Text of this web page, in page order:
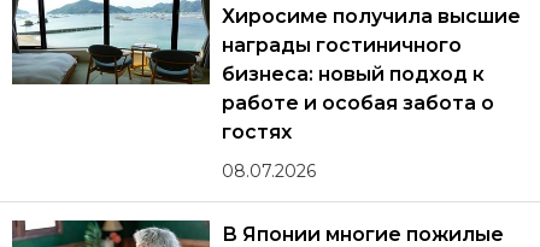
Хиросиме получила высшие
награды гостиничного
бизнеса: новый подход к
работе и особая забота о
гостях
08.07.2026
В Японии многие пожилые